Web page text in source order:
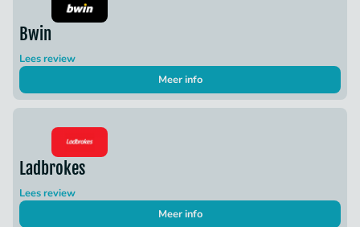
Bwin
Lees review
Meer info
Ladbrokes
Lees review
Meer info